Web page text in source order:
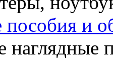
и
наглядные